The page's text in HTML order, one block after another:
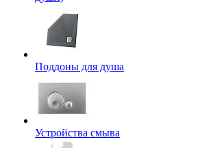
Поддоны для душа
Устройства смыва